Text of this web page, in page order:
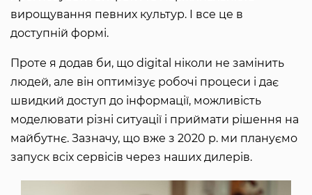
вирощування певних культур. І все це в
доступній формі.
Проте я додав би, що digital ніколи не замінить
людей, але він оптимізує робочі процеси і дає
швидкий доступ до інформації, можливість
моделювати різні ситуації і приймати рішення на
майбутнє. Зазначу, що вже з 2020 р. ми плануємо
запуск всіх сервісів через наших дилерів.